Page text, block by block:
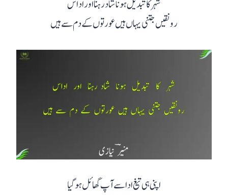
شہر کا تبدیل ہونا شاد رہنا اور اداس
رونقیں جتنی یہاں ہیں عورتوں کے دم سے ہیں
اپنی ہی تیغ ادا سے آپ گھائل ہو گیا